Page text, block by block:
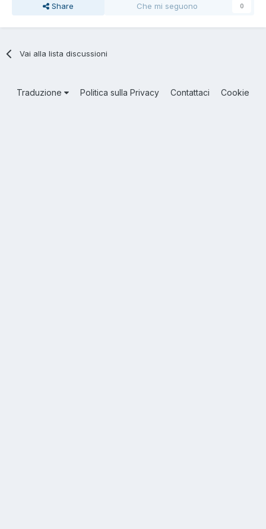
Share Che mi seguono 0
Vai alla lista discussioni
Traduzione Politica sulla Privacy Contattaci Cookie